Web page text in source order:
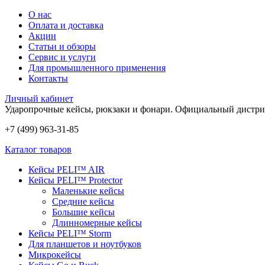
О нас
Оплата и доставка
Акции
Статьи и обзоры
Сервис и услуги
Для промышленного применения
Контакты
Личный кабинет
Ударопрочные кейсы, рюкзаки и фонари. Официальный
+7 (499) 963-31-85
Каталог товаров
Кейсы PELI™ AIR
Кейсы PELI™ Protector
Маленькие кейсы
Средние кейсы
Большие кейсы
Длинномерные кейсы
Кейсы PELI™ Storm
Для планшетов и ноутбуков
Микрокейсы